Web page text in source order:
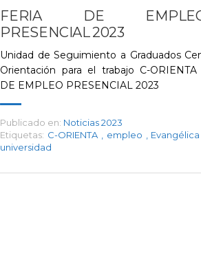
FERIA DE
PRESENCIAL 2023
Unidad de Seguimiento a Graduados
Orientación para el trabajo C-ORIENTA
DE EMPLEO PRESENCIAL 2023
Publicado en: Noticias 2023
Etiquetas: C-ORIENTA empleo Evangélica
universidad